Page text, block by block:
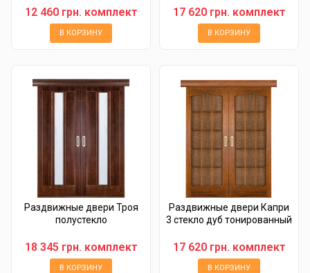
12 460 грн. комплект
В КОРЗИНУ
17 620 грн. комплект
В КОРЗИНУ
Раздвижные двери Троя
полустекло
18 345 грн. комплект
В КОРЗИНУ
Раздвижные двери Капри
3 стекло дуб тонированный
17 620 грн. комплект
В КОРЗИНУ